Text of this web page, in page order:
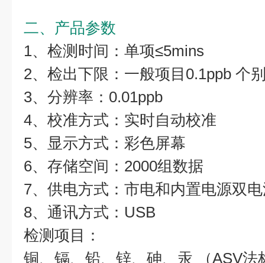
二、产品参数
1、检测时间：单项≤5mins
2、检出下限：一般项目0.1ppb 个
3、分辨率：0.01ppb
4、校准方式：实时自动校准
5、显示方式：彩色屏幕
6、存储空间：2000组数据
7、供电方式：市电和内置电源双
8、通讯方式：USB
检测项目：
铜、镉、铅、锌、砷、汞 （ASV法